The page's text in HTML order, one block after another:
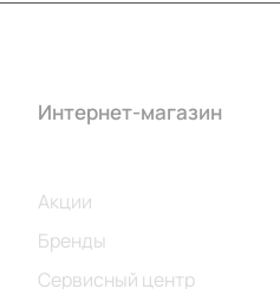
Интернет-магазин
Акции
Бренды
Сервисный центр